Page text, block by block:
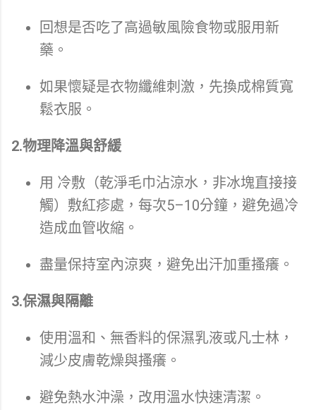
回想是否吃了高過敏風險食物或服用新
藥。
如果懷疑是衣物纖維刺激，先換成棉質寬
鬆衣服。
2.物理降溫與舒緩
用 冷敷（乾淨毛巾沾涼水，非冰塊直接接
觸）敷紅疹處，每次5–10分鐘，避免過冷
造成血管收縮。
盡量保持室內涼爽，避免出汗加重搔癢。
3.保濕與隔離
使用溫和、無香料的保濕乳液或凡士林，
減少皮膚乾燥與搔癢。
避免熱水沖澡，改用溫水快速清潔。